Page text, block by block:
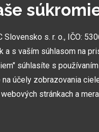
Vytvorili sme
Slovensko s. r. o., IČO:
a s vaším súhlasom na
súhlasíte s
účely zobrazovania
stránkach a